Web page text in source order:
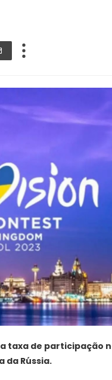
taxa de participação
da Rússia.